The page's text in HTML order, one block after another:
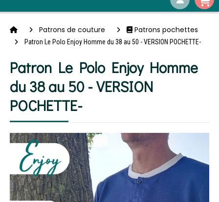
Patrons de couture Patrons pochettes
Patron Le Polo Enjoy Homme du 38 au 50 - VERSION POCHETTE-
Patron Le Polo Enjoy Homme
du 38 au 50 - VERSION
POCHETTE-